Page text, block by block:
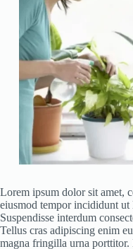
Lorem ipsum dolor sit amet,
eiusmod tempor incididunt ut
Suspendisse interdum
Tellus cras adipiscing enim
magna fringilla urna porttitor.